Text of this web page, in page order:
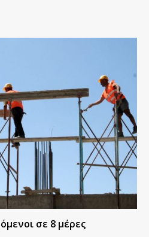
σε 8 μέρες